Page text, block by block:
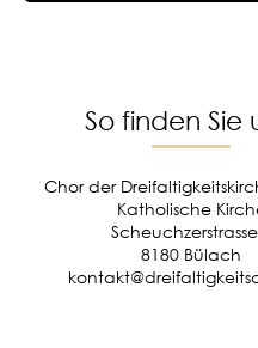
So finden Sie
Chor der
Katholische
8180 Bülach